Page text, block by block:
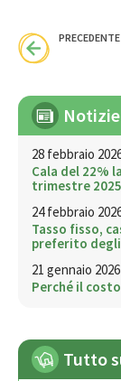
PRECEDENTE
28 febbraio
Cala del 22%
trimestre 2025
24 febbraio
Tasso fisso,
preferito
21 gennaio 2026
Perché il
Tutto